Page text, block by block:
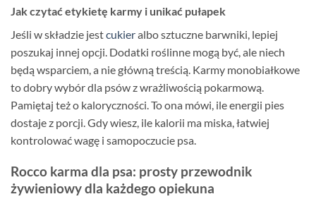
Jak czytać etykietę karmy i unikać pułapek
Jeśli w składzie jestcukieralbo sztuczne barwniki, lepiej
poszukaj innej opcji. Dodatki roślinne mogą być, ale niech
będą wsparciem, a nie główną treścią. Karmy monobiałkowe
to dobry wybór dla psów z wrażliwością pokarmową.
Pamiętaj też o kaloryczności. To ona mówi, ile energii pies
dostaje z porcji. Gdy wiesz, ile kalorii ma miska, łatwiej
kontrolować wagę i samopoczucie psa.
Rocco karma dla psa: prosty przewodnik
żywieniowy dla każdego opiekuna